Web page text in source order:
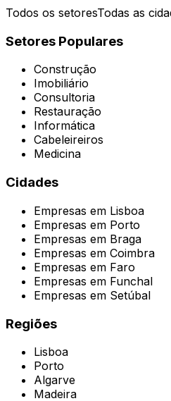
Todos os setoresTodas as
Setores Populares
Construção
Imobiliário
Consultoria
Restauração
Informática
Cabeleireiros
Medicina
Cidades
Empresas em Lisboa
Empresas em Porto
Empresas em Braga
Empresas em Coimbra
Empresas em Faro
Empresas em Funchal
Empresas em Setúbal
Regiões
Lisboa
Porto
Algarve
Madeira